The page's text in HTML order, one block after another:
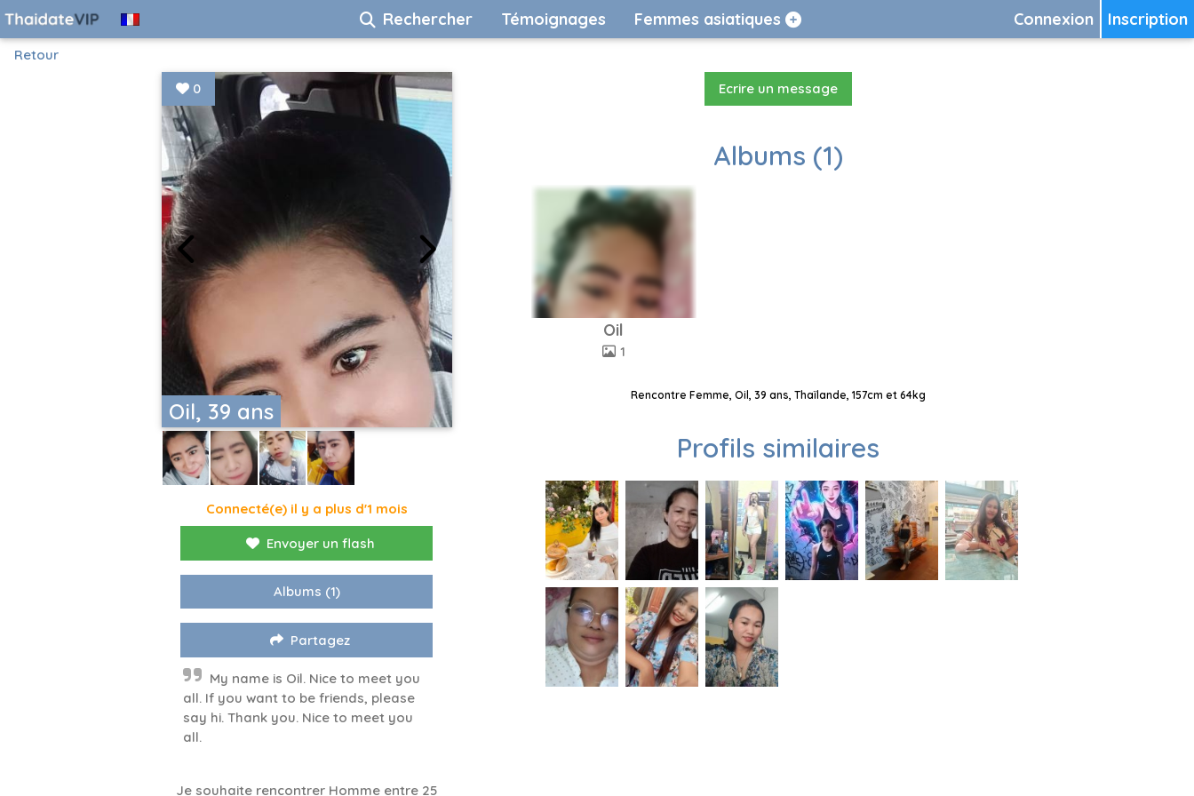
Inscription
Connexion
Rechercher Témoignages Femmes asiatiques
Retour
Oil, 39 ans
0
Connecté(e) il y a plus d'1 mois
Envoyer un flash
Albums (1)
Partagez
My name is Oil. Nice to meet you
all. If you want to be friends, please
say hi. Thank you. Nice to meet you
all.
Je souhaite rencontrer Homme entre 25
Ecrire un message
Albums (1)
Oil
1
Rencontre Femme, Oil, 39 ans, Thaïlande, 157cm et 64kg
Profils similaires